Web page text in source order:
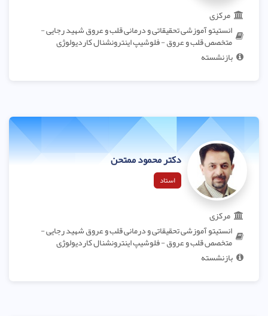
مرکزی
انستیتو آموزشی تحقیقاتی و درمانی قلب و عروق شهید رجایی -
متخصص قلب و عروق - فلوشیپ اینترونشنال کاردیولوژی
بازنشسته
دکتر محمود ممتحن
استاد
مرکزی
انستیتو آموزشی تحقیقاتی و درمانی قلب و عروق شهید رجایی -
متخصص قلب و عروق - فلوشیپ اینترونشنال کاردیولوژی
بازنشسته